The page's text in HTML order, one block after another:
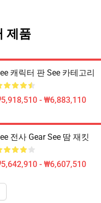
제품
캐릭터 판 See 카테고리
- ₩6,883,110
전사 Gear See 땀 재킷
- ₩6,607,510